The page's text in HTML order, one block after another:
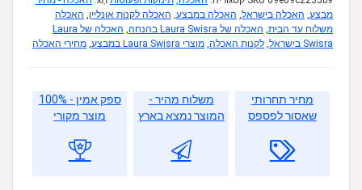
מבצע, האכלה בישראל, האכלה במבצע, האכלה לקנות אונליין, האכלה
משלוח עד הבית, האכלה של Laura Swisra בהנחה ,
האכלה של Laura
Swisra בישראל
, לקנות האכלה, מוצרי Laura Swisra במבצע , מחירי האכלה
מחיר תחרותי
שאסור לפספס
משלוח מהיר -
המוצר נמצא בארץ
ספק אמין - 100%
מוצר מקורי